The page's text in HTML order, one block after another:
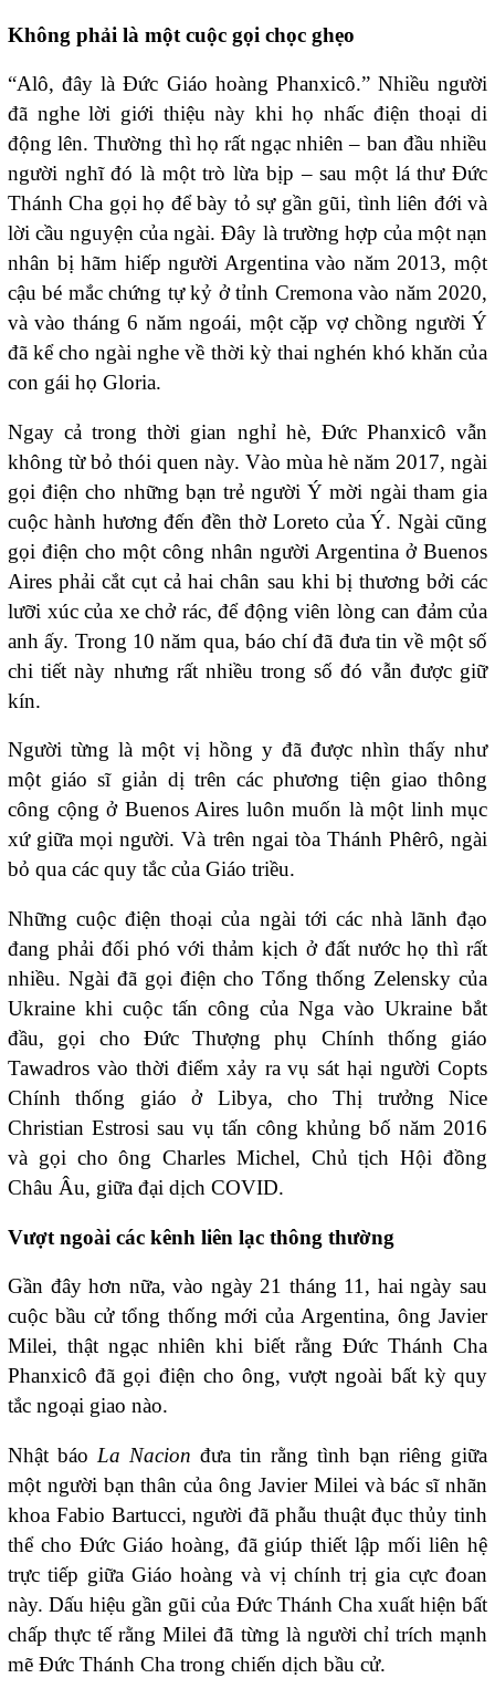
Không phải là một cuộc gọi chọc ghẹo
“Alô, đây là Đức Giáo hoàng Phanxicô.” Nhiều người
đã nghe lời giới thiệu này khi họ nhấc điện thoại di
động lên. Thường thì họ rất ngạc nhiên – ban đầu nhiều
người nghĩ đó là một trò lừa bịp – sau một lá thư Đức
Thánh Cha gọi họ để bày tỏ sự gần gũi, tình liên đới và
lời cầu nguyện của ngài. Đây là trường hợp của một nạn
nhân bị hãm hiếp người Argentina vào năm2013, một
cậu bé mắc chứng tự kỷ ở tỉnh Cremona vào năm 2020,
và vào tháng 6 năm ngoái, một cặp vợ chồng người Ý
đã kể cho ngài nghe về thời kỳ thai nghén khó khăn của
con gái họ Gloria.
Ngay cả trong thời gian nghỉ hè, Đức Phanxicô vẫn
không từ bỏ thói quen này. Vào mùa hè năm 2017, ngài
gọi điện cho những bạn trẻ người Ý mời ngài tham gia
cuộc hành hương đến đền thờ Loreto của Ý. Ngài cũng
gọi điện cho một công nhân người Argentina ở Buenos
Aires phải cắt cụt cả hai chân sau khi bị thương bởi các
lưỡi xúc của xe chở rác, để động viên lòng can đảm của
anh ấy. Trong 10 năm qua, báo chí đã đưa tin về một số
chi tiết này nhưng rất nhiều trong số đó vẫn được giữ
kín.
Người từng là một vị hồng y đã được nhìn thấy như
một giáo sĩ giản dị trên các phương tiện giao thông
công cộng ở Buenos Aires luôn muốn là một linh mục
xứ giữa mọi người. Và trên ngai tòa Thánh Phêrô, ngài
bỏ qua các quy tắc của Giáo triều.
Những cuộc điện thoại của ngài tới các nhà lãnh đạo
đang phải đối phó với thảm kịch ở đất nước họ thì rất
nhiều. Ngài đã gọi điện choTổng thống Zelensky của
Ukraine khi cuộc tấn công của Nga vào Ukraine bắt
đầu, gọi cho Đức Thượng phụ Chính thống giáo
Tawadros vào thời điểm xảy ra vụ sát hại người Copts
Chính thống giáo ở Libya, cho Thị trưởng Nice
Christian Estrosi sau vụ tấn công khủng bố năm 2016
và gọi cho ông Charles Michel, Chủ tịch Hội đồng
Châu Âu, giữa đại dịch COVID.
Vượt ngoài các kênh liên lạc thông thường
Gần đây hơn nữa, vào ngày 21 tháng 11, hai ngày sau
cuộc bầu cử tổng thống mới của Argentina, ông Javier
Milei, thật ngạc nhiên khi biết rằng Đức Thánh Cha
Phanxicô đã gọi điện cho ông, vượt ngoài bất kỳ quy
tắc ngoại giao nào.
Nhật báo La Nacion đưa tin rằng tình bạn riêng giữa
một người bạn thân của ông Javier Milei và bác sĩ nhãn
khoa Fabio Bartucci, người đã phẫu thuật đục thủy tinh
thể cho Đức Giáo hoàng, đã giúp thiết lập mối liên hệ
trực tiếp giữa Giáo hoàng và vị chính trị gia cực đoan
này. Dấu hiệu gần gũi của Đức Thánh Cha xuất hiện bất
chấp thực tế rằng Milei đã từng là người chỉ trích mạnh
mẽ Đức Thánh Cha trong chiến dịch bầu cử.